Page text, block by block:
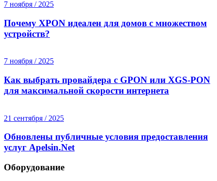
7 ноября / 2025
Почему XPON идеален для домов с множеством
устройств?
7 ноября / 2025
Как выбрать провайдера с GPON или XGS-PON
для максимальной скорости интернета
21 сентября / 2025
Обновлены публичные условия предоставления
услуг Apelsin.Net
Оборудование